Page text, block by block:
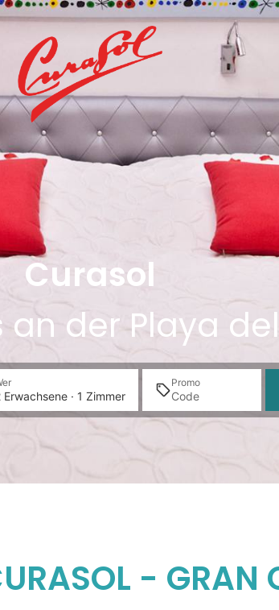
Curasol
der Playa
Erwachsene · 1 Zimmer
Promo
- GRAN